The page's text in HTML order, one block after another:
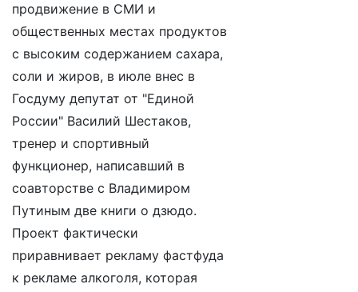
продвижение в СМИ и
общественных местах продуктов
с высоким содержанием сахара,
соли и жиров, в июле внес в
Госдуму депутат от "Единой
России" Василий Шестаков,
тренер и спортивный
функционер, написавший в
соавторстве с Владимиром
Путиным две книги о дзюдо.
Проект фактически
приравнивает рекламу фастфуда
к рекламе алкоголя, которая